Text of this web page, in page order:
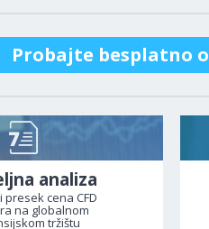
Probajte besplatno
analiza
presek cena CFD
na globalnom
tržištu